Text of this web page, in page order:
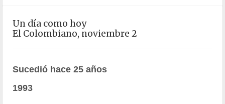
Un día como hoy
El Colombiano, noviembre 2
Sucedió hace 25 años
1993